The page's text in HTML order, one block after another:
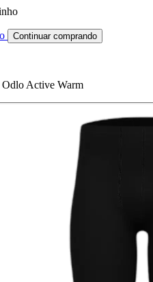
Continuar comprando
Active Warm